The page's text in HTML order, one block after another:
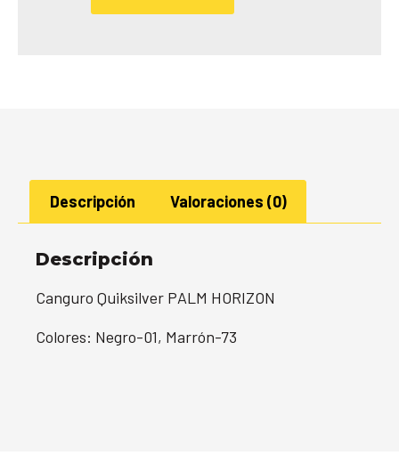
Descripción Valoraciones (0)
Descripción
Canguro Quiksilver PALM HORIZON
Colores: Negro-01, Marrón-73